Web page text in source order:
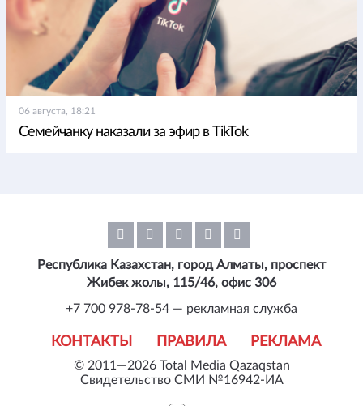
06 августа, 18:21
Семейчанку наказали за эфир в TikTok
© 2011—2026 Total Media Qazaqstan
Свидетельство СМИ №16942-ИА
КОНТАКТЫ ПРАВИЛА РЕКЛАМА
Республика Казахстан, город Алматы, проспект
Жибек жолы, 115/46, офис 306
+7 700 978-78-54 — рекламная служба